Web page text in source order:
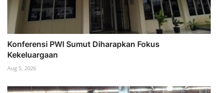
Konferensi PWI Sumut Diharapkan Fokus
Kekeluargaan
Aug 5, 2026